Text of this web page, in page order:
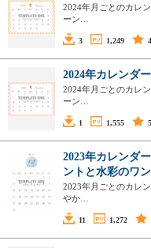
2024年月ごとのカレ
ーン…
3 1,249
2024年カレンダ
2024年月ごとのカレ
ーン…
1 1,555
2023年カレンダ
ントと水彩のワ
2023年月ごとのカレ
やか…
11 1,272